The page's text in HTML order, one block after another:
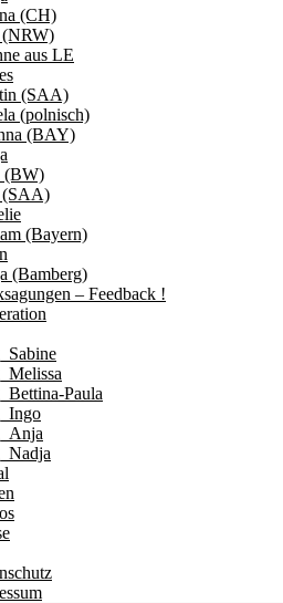
(CH)
aus LE
(SAA)
(polnisch)
(BAY)
(BW)
(SAA)
(Bayern)
(Bamberg)
– Feedback !
Paula